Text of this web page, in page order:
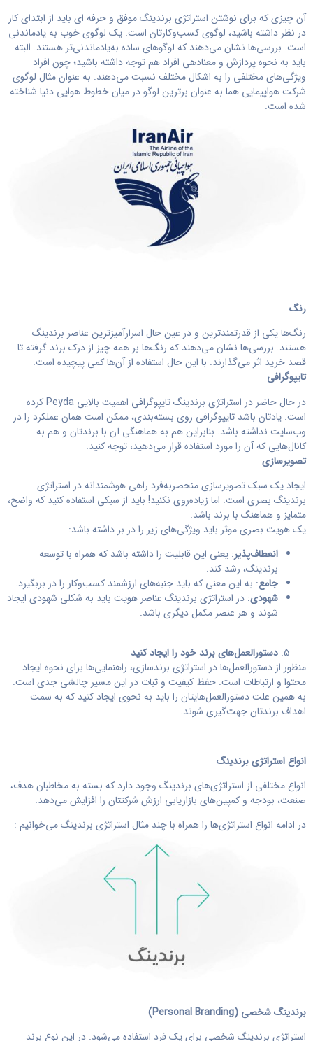
آن چیزی که برای نوشتن استراتژی برندینگ موفق و حرفه ای باید از ابتدای کار
در نظر داشته باشید، لوگوی کسب‌وکارتان است. یک لوگوی خوب به یادماندنی
است. بررسی‌ها نشان می‌دهند که لوگوهای ساده به‌یادماندنی‌تر هستند. البته
باید به نحوه پردازش و معنادهی افراد هم توجه داشته باشید؛ چون افراد
ویژگی‌های مختلفی را به اشکال مختلف نسبت می‌دهند. به عنوان مثال لوگوی
شرکت هواپیمایی هما به عنوان برترین لوگو در میان خطوط هوایی دنیا شناخته
شده است.
رنگ
رنگ‌ها یکی از قدرتمندترین و در عین حال اسرارآمیزترین عناصر برندینگ
هستند. بررسی‌ها نشان می‌دهند که رنگ‌ها بر همه چیز از درک برند گرفته تا
قصد خرید اثر می‌گذارند. با این حال استفاده از آن‌ها کمی پیچیده است.
تایپوگرافی
در حال حاضر در استراتژی برندینگ تایپوگرافی اهمیت بالایی Peyda کرده
است. یادتان باشد تایپوگرافی روی بسته‌بندی، ممکن است همان عملکرد را در
وب‌سایت نداشته باشد. بنابراین هم به هماهنگی آن با برندتان و هم به
کانال‌هایی که آن را مورد استفاده قرار می‌دهید، توجه کنید.
تصویرسازی
ایجاد یک سبک تصویرسازی منحصربه‌فرد راهی هوشمندانه در استراتژی
برندینگ بصری است. اما زیاده‌روی نکنید! باید از سبکی استفاده کنید که واضح،
متمایز و هماهنگ با برند باشد.
یک هویت بصری موثر باید ویژگی‌های زیر را در بر داشته باشد:
انعطاف‌پذیر: یعنی این قابلیت را داشته باشد که همراه با توسعه
برندینگ، رشد کند.
جامع: به این معنی که باید جنبه‌های ارزشمند کسب‌وکار را در بربگیرد.
شهودی: در استراتژی برندینگ عناصر هویت باید به شکلی شهودی ایجاد
شوند و هر عنصر مکمل دیگری باشد.
دستورالعمل‌های برند خود را ایجاد کنید
منظور از دستورالعمل‌ها در استراتژی برندسازی، راهنمایی‌ها برای نحوه ایجاد
محتوا و ارتباطات است. حفظ کیفیت و ثبات در این مسیر چالشی جدی است.
به همین علت دستورالعمل‌هایتان را باید به نحوی ایجاد کنید که به سمت
اهداف برندتان جهت‌گیری شوند.
انواع استراتژی برندینگ
انواع مختلفی از استراتژی‌های برندینگ وجود دارد که بسته به مخاطبان هدف،
صنعت، بودجه و کمپین‌های بازاریابی ارزش شرکتتان را افزایش می‌دهد.
در ادامه انواع استراتژی‌ها را همراه با چند مثال استراتژی برندینگ می‌خوانیم :
برندینگ شخصی (Personal Branding
)
استراتژی برندینگ شخصی برای یک فرد استفاده می‌شود. در این نوع برند